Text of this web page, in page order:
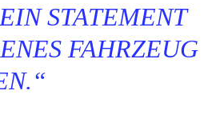
STATEMENT
FAHRZEUG